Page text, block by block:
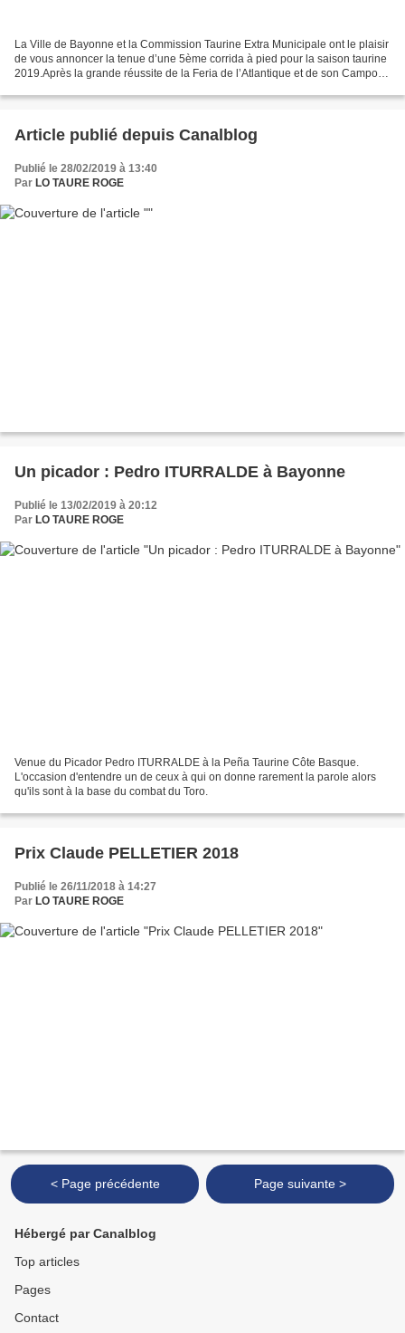
La Ville de Bayonne et la Commission Taurine Extra Municipale ont le plaisir
de vous annoncer la tenue d’une 5ème corrida à pied pour la saison taurine
2019.Après la grande réussite de la Feria de l’Atlantique et de son Campo
Article publié depuis Canalblog
Publié le 28/02/2019 à 13:40
Par LO TAURE ROGE
Un picador : Pedro ITURRALDE à Bayonne
Publié le 13/02/2019 à 20:12
Par LO TAURE ROGE
Venue du Picador Pedro ITURRALDE à la Peña Taurine Côte Basque.
L'occasion d'entendre un de ceux à qui on donne rarement la parole alors
qu'ils sont à la base du combat du Toro.
Prix Claude PELLETIER 2018
Publié le 26/11/2018 à 14:27
Par LO TAURE ROGE
< Page précédente Page suivante >
Hébergé par Canalblog
Top articles
Pages
Contact